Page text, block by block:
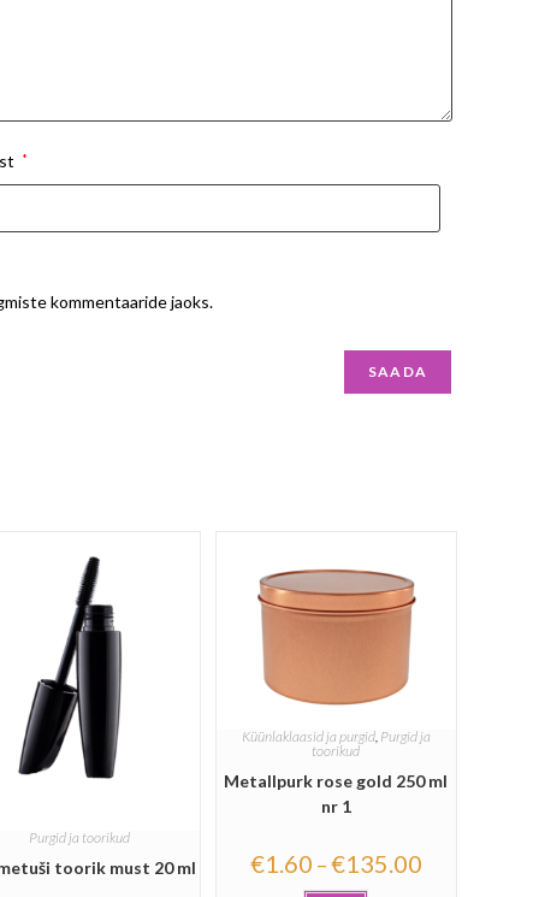
*
kommentaaride jaoks.
Purgid ja toorikud
toorik must 20 ml
Küünlaklaasid ja purgid, Purgid ja
toorikud
Metallpurk rose gold 250 ml
nr 1
€1.60 –€135.00